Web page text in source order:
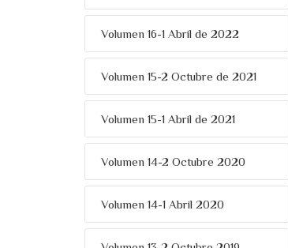
Volumen 16-1 Abril de 2022
Volumen 15-2 Octubre de 2021
Volumen 15-1 Abril de 2021
Volumen 14-2 Octubre 2020
Volumen 14-1 Abril 2020